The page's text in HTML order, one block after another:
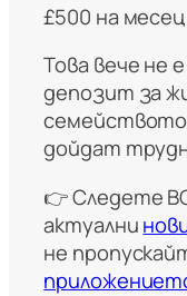
£500 на
Това вече не
депозит за
семейството
дойдат
👉 Следете
актуални
не